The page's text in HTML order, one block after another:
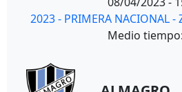
2023 - PRIMERA NACIONAL -
Medio